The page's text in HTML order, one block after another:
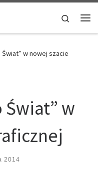
Search
w nowej szacie
w
2014